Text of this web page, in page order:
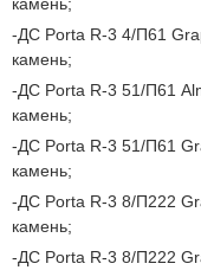
ДС Porta R-3 4/П61
камень;
ДС Porta R-3 51/П61
камень;
ДС Porta R-3 51/П61
камень;
ДС Porta R-3 8/П222
камень;
ДС Porta R-3 8/П222